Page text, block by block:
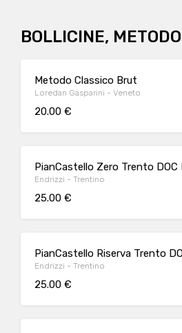
BOLLICINE,
Metodo Classico Brut
Loredan Gasparini - Veneto
20.00 €
PianCastello Zero Trento DOC
Endrizzi - Trentino
25.00 €
PianCastello Riserva Trento
Endrizzi - Trentino
25.00 €